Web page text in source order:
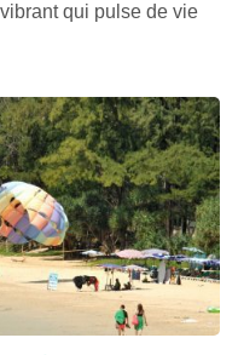
qui pulse de vie